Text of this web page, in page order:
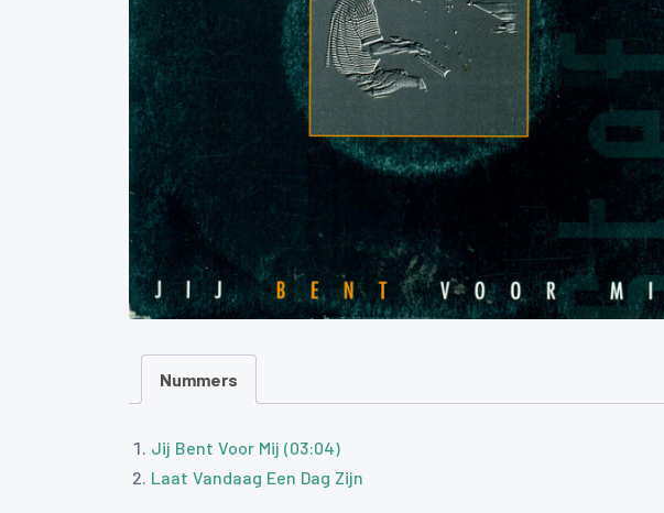
Nummers
Jij Bent Voor Mij (03:04)
Laat Vandaag Een Dag Zijn